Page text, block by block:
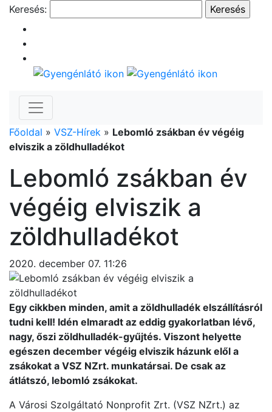
Keresés:
Főoldal » VSZ-Hírek » Lebomló zsákban év végéig
elviszik a zöldhulladékot
Lebomló zsákban év
végéig elviszik a
zöldhulladékot
2020. december 07. 11:26
Egy cikkben minden, amit a zöldhulladék elszállításról
tudni kell! Idén elmaradt az eddig gyakorlatban lévő,
nagy, őszi zöldhulladék-gyűjtés. Viszont helyette
egészen december végéig elviszik házunk elől a
zsákokat a VSZ NZrt. munkatársai. De csak az
átlátszó, lebomló zsákokat.
A Városi Szolgáltató Nonprofit Zrt. (VSZ NZrt.) az